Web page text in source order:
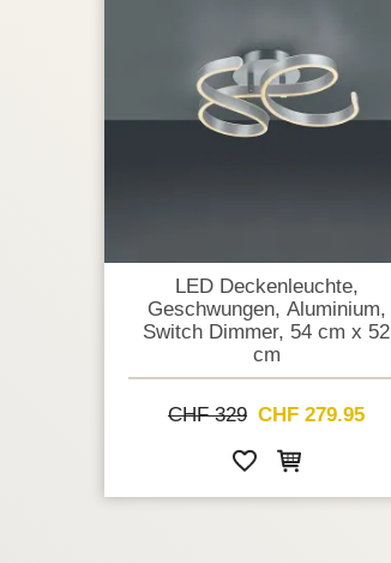
LED Deckenleuchte,
Geschwungen, Aluminium,
Switch Dimmer, 54 cm x 52
cm
CHF 329 CHF 279.95